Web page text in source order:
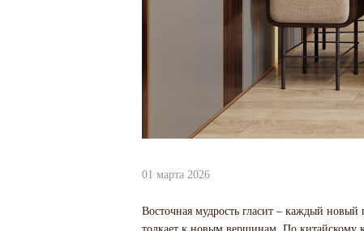
01 марта 2026
Восточная мудрость гласит – каждый